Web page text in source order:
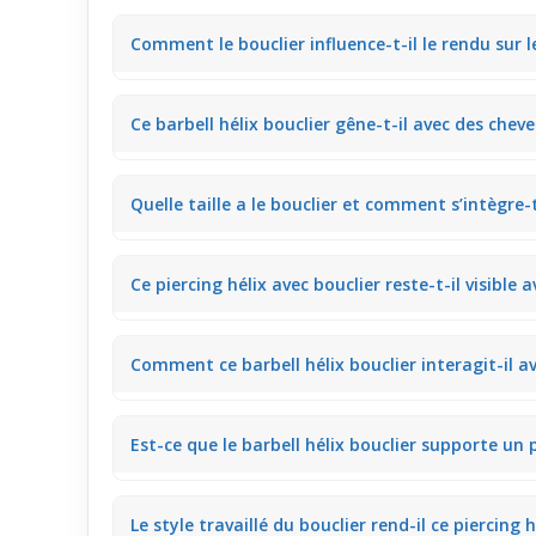
Comment le bouclier influence-t-il le rendu sur
moderne, visible de face comme de profil. Il offre
Ce barbell hélix bouclier gêne-t-il avec des
libre sans tiraillements. Cela facilite le port
Quelle taille a le bouclier et comment s’intègre-
valorise l’oreille sans surcharger le piercing hélix.
Ce piercing hélix avec bouclier reste-t-il visible
attirant l’œil sans être ostentatoire. C’est un atout
Comment ce barbell hélix bouclier interagit-il
confortable toute la journée sans que le bijou ne
Est-ce que le barbell hélix bouclier supporte un
pression directe sur le piercing hélix, ce qui permet
Le style travaillé du bouclier rend-il ce piercing